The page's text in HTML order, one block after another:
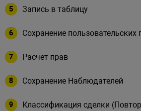
Запись в таблицу
Сохранение пользовательских
Расчет прав
Сохранение Наблюдателей
Классификация сделки